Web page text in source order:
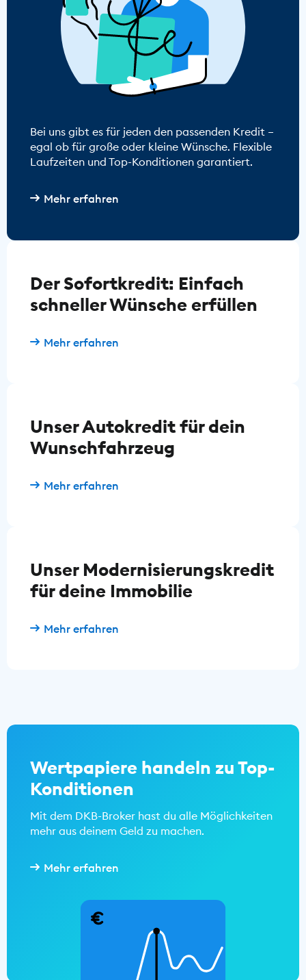
Bei uns gibt es für jeden den passenden Kredit –
egal ob für große oder kleine Wünsche. Flexible
Laufzeiten und Top-Konditionen garantiert.
Mehr erfahren
Der Sofortkredit: Einfach
schneller Wünsche erfüllen
Mehr erfahren
Unser Autokredit für dein
Wunschfahrzeug
Mehr erfahren
Unser Modernisierungskredit
für deine Immobilie
Mehr erfahren
Wertpapiere handeln zu Top-
Konditionen
Mit dem DKB-Broker hast du alle Möglichkeiten
mehr aus deinem Geld zu machen.
Mehr erfahren